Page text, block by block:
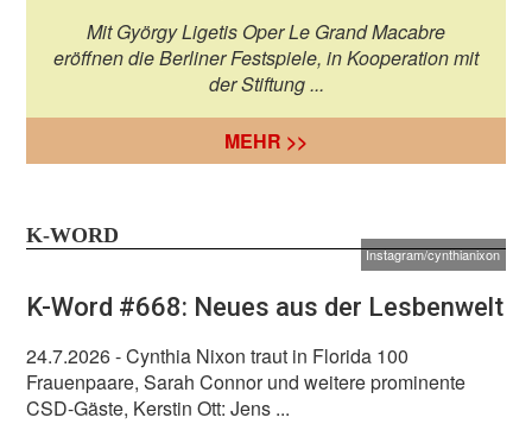
Mit György Ligetis Oper Le Grand Macabre
eröffnen die Berliner Festspiele, in Kooperation mit
der Stiftung ...
MEHR >>
K-WORD
Instagram/cynthianixon
K-Word #668: Neues aus der Lesbenwelt
24.7.2026- Cynthia Nixon traut in Florida 100
Frauenpaare, Sarah Connor und weitere prominente
CSD-Gäste, Kerstin Ott: Jens ...